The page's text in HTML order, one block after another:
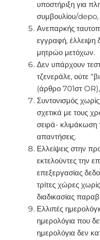
υποστήριξη για
συμβουλίου/depo,
Ανεπαρκής
εγγραφή, έλλειψη
μητρώο μετόχων.
Δεν υπάρχουν
τζενεράλε, ούτε
(άρθρο 701στ OR),
Συντονισμός
σχετικά με τους
σειρά- κλιμάκωση
απαντήσεις.
Ελλείψεις στην
εκτελούντες την
επεξεργασίας
τρίτες χώρες
διαδικασίας
Ελλιπές
ημερολόγια που
ημερολόγια δεν